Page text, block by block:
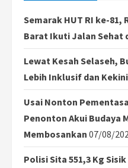
Semarak HUT RI ke-
Barat Ikuti Jalan Sehat
Lewat Kesah Selaseh,
Lebih Inklusif dan
Usai Nonton
Penonton Akui Budaya
Membosankan 07/08/
Polisi Sita 551,3 Kg